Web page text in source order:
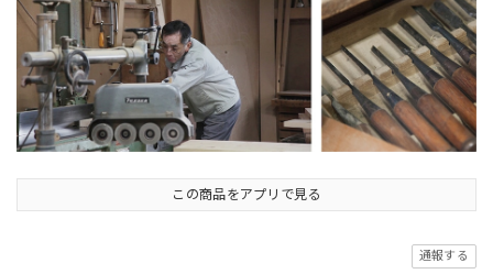
この商品をアプリで見る
通報する